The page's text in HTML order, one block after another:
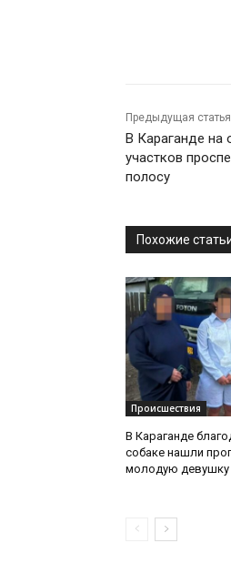
Предыдущая статья
В Караганде на
участков
полосу
Похожие
Происшествия
В Караганде
собаке нашли
молодую девушку